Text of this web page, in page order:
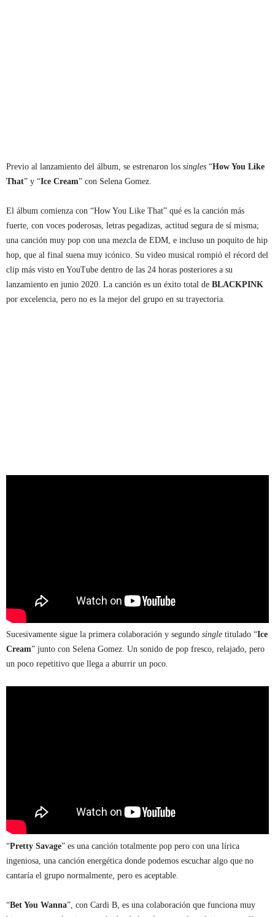
Previo al lanzamiento del álbum, se estrenaron los singles “How You Like
That” y “Ice Cream” con Selena Gomez.
El álbum comienza con “How You Like That” qué es la canción más
fuerte, con voces poderosas, letras pegadizas, actitud segura de sí misma;
una canción muy pop con una mezcla de EDM, e incluso un poquito de hip
hop, que al final suena muy icónico. Su video musical rompió el récord del
clip más visto en YouTube dentro de las 24 horas posteriores a su
lanzamiento en junio 2020. La canción es un éxito total de BLACKPINK
por excelencia, pero no es la mejor del grupo en su trayectoria.
Sucesivamente sigue la primera colaboración y segundo single titulado “Ice
Cream” junto con Selena Gomez. Un sonido de pop fresco, relajado, pero
un poco repetitivo que llega a aburrir un poco.
“Pretty Savage” es una canción totalmente pop pero con una lírica
ingeniosa, una canción energética donde podemos escuchar algo que no
cantaría el grupo normalmente, pero es aceptable.
“Bet You Wanna”, con Cardi B, es una colaboración que funciona muy